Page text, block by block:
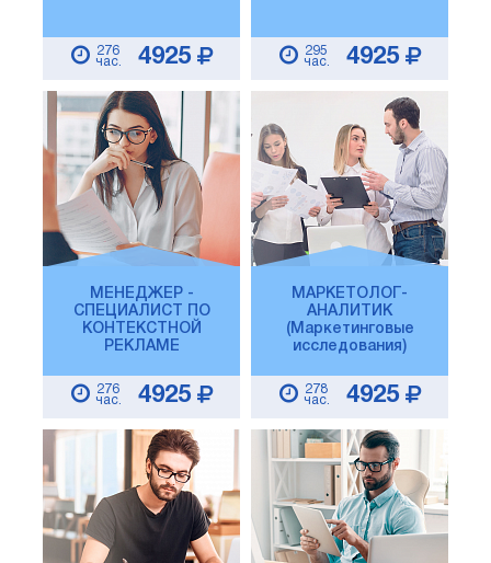
276
час.
4925
295
час.
4925
МЕНЕДЖЕР -
СПЕЦИАЛИСТ ПО
КОНТЕКСТНОЙ
РЕКЛАМЕ
276
час.
4925
МАРКЕТОЛОГ-
АНАЛИТИК
(Маркетинговые
исследования)
278
час.
4925